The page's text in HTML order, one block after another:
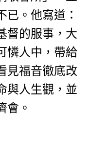
已。他寫道：
督的服事，大
憐人中，帶給
見福音徹底改
與人生觀，並
會。